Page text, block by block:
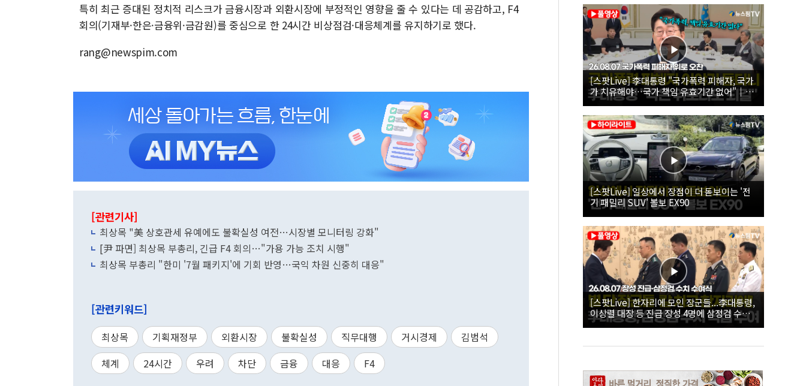
특히 최근 증대된 정치적 리스크가 금융시장과 외환시장에 부정적인 영향을 줄 수 있다는 데 공감하고, F4
회의(기재부·한은·금융위·금감원)를 중심으로 한 24시간 비상점검·대응체계를 유지하기로 했다.
rang@newspim.com
[관련기사]
최상목 "美 상호관세 유예에도 불확실성 여전…시장별 모니터링 강화"
[尹 파면] 최상목 부총리, 긴급 F4 회의…"가용 가능 조치 시행"
최상목 부총리 "한미 '7월 패키지'에 기회 반영…국익 차원 신중히 대응"
[관련키워드]
최상목 기획재정부 외환시장 불확실성 직무대행 거시경제
김범석
체계
24시간 우려 차단 금융 대응 F4
[스팟Live] 李대통령 "국가폭력 피해자, 국가
가 치유해야…국가 책임 유효기간 없어"｜
26.08.07 국가폭력 피해자 위로 오찬
[스팟Live] 일상에서 장점이 더 돋보이는 '전
기 패밀리 SUV' 볼보 EX90
[스팟Live] 한자리에 모인 장군들...李대통령,
이상렬 대장 등 진급 장성 4명에 삼정검 수치
직접 수여｜26.08.07 장성 진급·삼정검 수치